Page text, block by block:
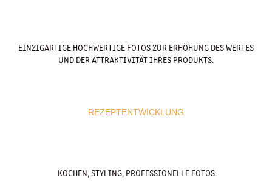
EINZIGARTIGE HOCHWERTIGE FOTOS ZUR ERHÖHUNG DES WERTES
UND DER ATTRAKTIVITÄT IHRES PRODUKTS.
REZEPTENTWICKLUNG
KOCHEN, STYLING, PROFESSIONELLE FOTOS.